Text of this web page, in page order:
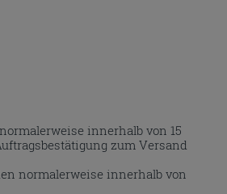
innerhalb von 15
zum Versand
normalerweise innerhalb von